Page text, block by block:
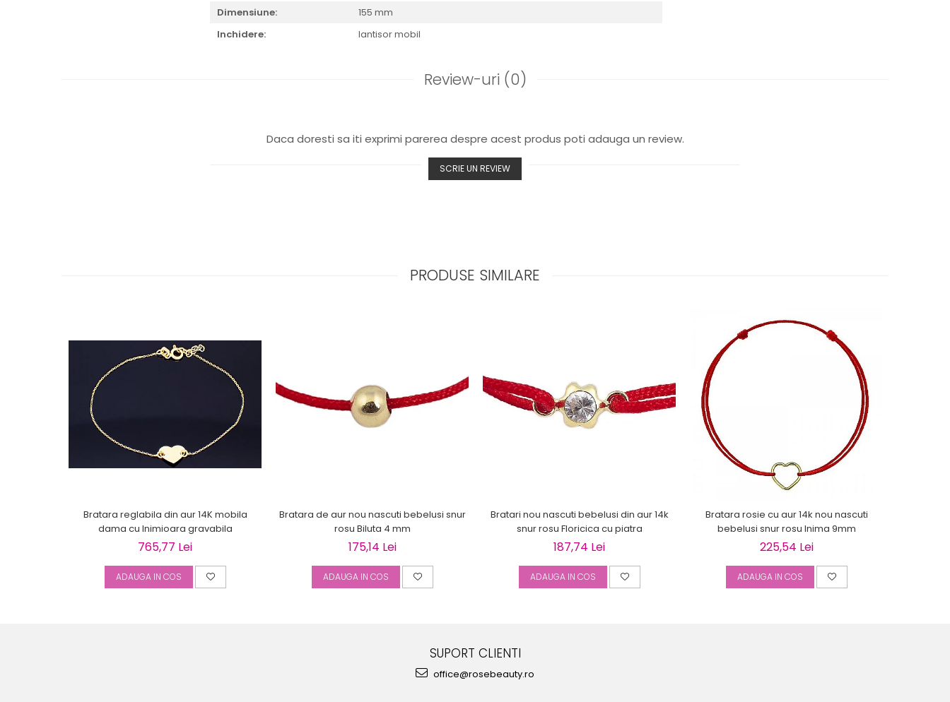
Dimensiune:
155 mm
Inchidere:
lantisor mobil
Review-uri (0)
Daca doresti sa iti exprimi parerea despre acest produs poti adauga un review.
SCRIE UN REVIEW
PRODUSE SIMILARE
Bratara reglabila din aur 14K mobila
dama cu Inimioara gravabila
765,77 Lei
ADAUGA IN COS
Bratara de aur nou nascuti bebelusi snur
rosu Biluta 4 mm
175,14 Lei
ADAUGA IN COS
Bratari nou nascuti bebelusi din aur 14k
snur rosu Floricica cu piatra
187,74 Lei
ADAUGA IN COS
Bratara rosie cu aur 14k nou nascuti
bebelusi snur rosu Inima 9mm
225,54 Lei
ADAUGA IN COS
SUPORT CLIENTI
office@rosebeauty.ro